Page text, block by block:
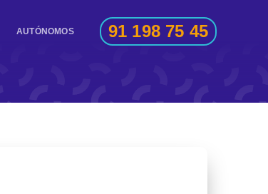
AUTÓNOMOS 91 198 75 45